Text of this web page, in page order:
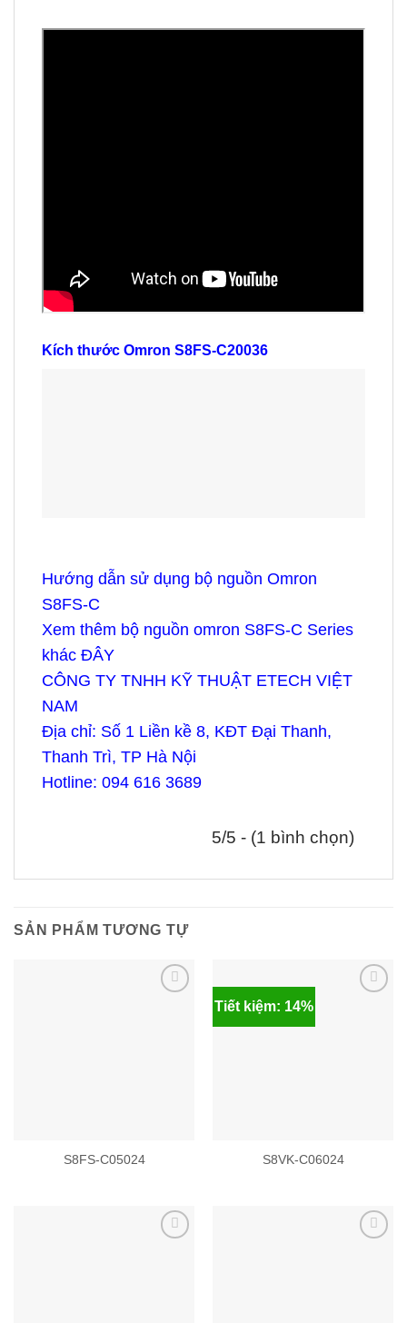
Kích thước Omron S8FS-C20036
Hướng dẫn sử dụng bộ nguồn Omron
S8FS-C
Xem thêm bộ nguồn omron S8FS-C Series
khác ĐÂY
CÔNG TY TNHH KỸ THUẬT ETECH VIỆT
NAM
Địa chỉ: Số 1 Liền kề 8, KĐT Đại Thanh,
Thanh Trì, TP Hà Nội
Hotline: 094 616 3689
5/5 - (1 bình chọn)
SẢN PHẨM TƯƠNG TỰ
S8FS-C05024
Tiết kiệm: 14%
S8VK-C06024